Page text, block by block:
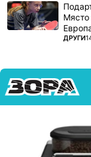
Място
ДРУГИ